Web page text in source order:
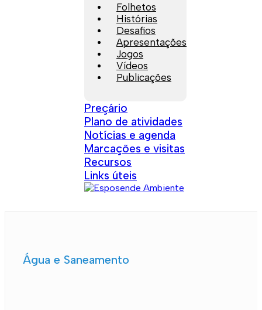
Folhetos
Histórias
Desafios
Apresentações
Jogos
Vídeos
Publicações
Preçário
Plano de atividades
Notícias e agenda
Marcações e visitas
Recursos
Links úteis
Água e Saneamento